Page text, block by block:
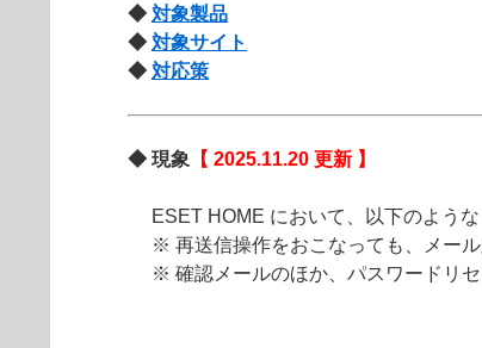
◆ 対象製品
◆ 対象サイト
◆ 対応策
◆ 現象 【 2025.11.20 更新 】
ESET HOME において、以下のような
※ 再送信操作をおこなっても、メール
※ 確認メールのほか、パスワードリ